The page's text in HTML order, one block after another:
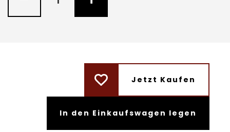
Jetzt Kaufen
In den Einkaufswagen legen